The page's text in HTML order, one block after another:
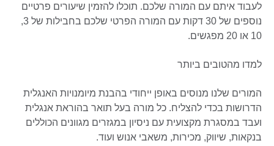
לעבוד איתם עם המורה שלכם. תוכלו להזמין שיעורים פרטיים
נוספים של 30 דקות עם המורה הפרטי שלכם בחבילות של 3,
10 או 20 מפגשים.
למדו מהטובים ביותר
המורים שלנו מנוסים באופן ייחודי בהבנת מיומנויות האנגלית
הדרושות בכדי להצליח. כל מורה בעל תואר בהוראת אנגלית
ועבד במסגרת מקצועית עם ניסיון במגזרים מגוונים הכוללים
בנקאות, שיווק, מכירות, משאבי אנוש ועוד.